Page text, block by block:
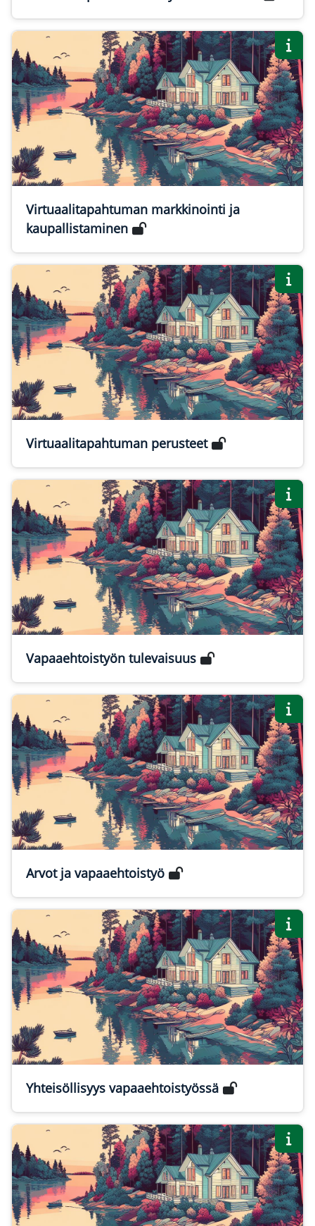
Virtuaalitapahtuman markkinointi ja
kaupallistaminen
Virtuaalitapahtuman perusteet
Vapaaehtoistyön tulevaisuus
Arvot ja vapaaehtoistyö
Yhteisöllisyys vapaaehtoistyössä